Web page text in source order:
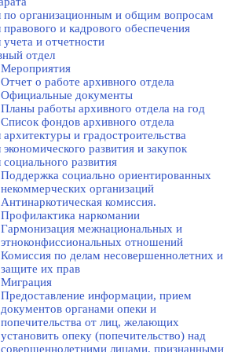
по организационным и общим вопросам
и кадрового обеспечения
и отчетности
отдел
Мероприятия
Отчет о работе архивного отдела
Официальные документы
Планы работы архивного отдела на год
Список фондов архивного отдела
и градостроительства
развития и закупок
развития
Поддержка социально ориентированных
некоммерческих организаций
Антинаркотическая комиссия.
Профилактика наркомании
Гармонизация межнациональных и
этноконфиссиональных отношений
Комиссия по делам несовершеннолетних и
защите их прав
Миграция
Предоставление информации, прием
документов органами опеки и
попечительства от лиц, желающих
установить опеку (попечительство) над
совершеннолетними лицами, признанными